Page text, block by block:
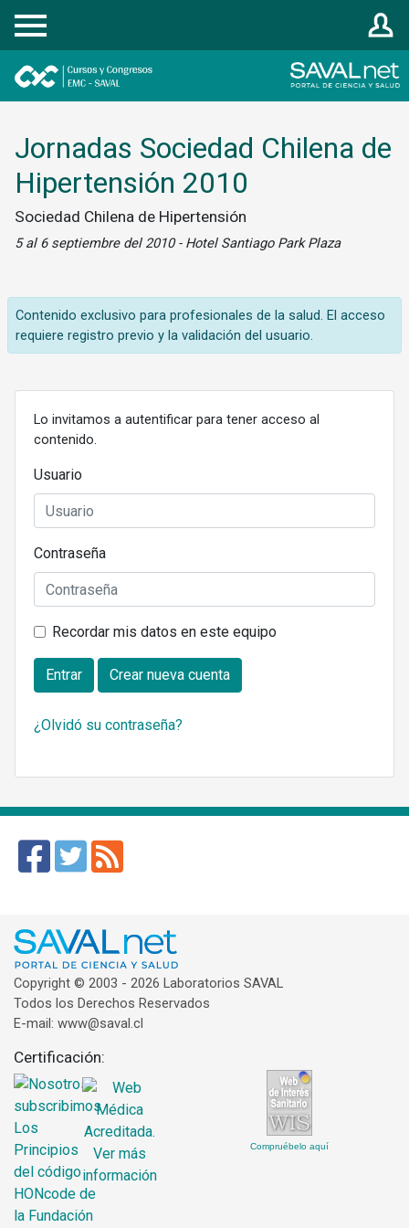
Registrarse
Jornadas Sociedad Chilena de
Hipertensión 2010
Sociedad Chilena de Hipertensión
5 al 6 septiembre del 2010 - Hotel Santiago Park Plaza
Contenido exclusivo para profesionales de la salud. El acceso
requiere registro previo y la validación del usuario.
Lo invitamos a autentificar para tener acceso al
contenido.
Usuario
Contraseña
Recordar mis datos en este equipo
Entrar Crear nueva cuenta
¿Olvidó su contraseña?
Copyright © 2003 - 2026 Laboratorios SAVAL
Todos los Derechos Reservados
E-mail: www@saval.cl
Certificación:
Compruébelo aquí